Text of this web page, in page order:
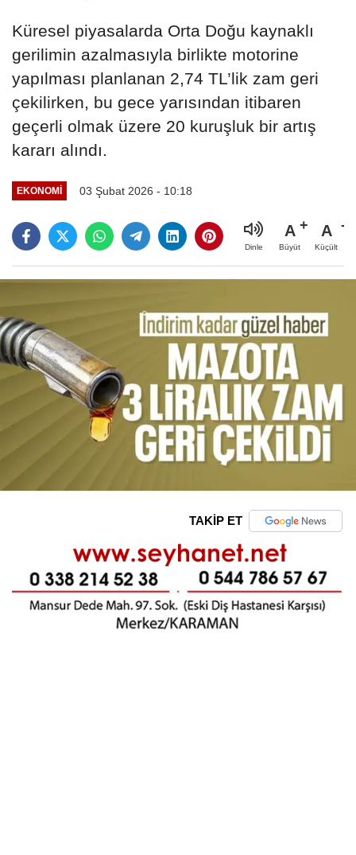
Küresel piyasalarda Orta Doğu kaynaklı
gerilimin azalmasıyla birlikte motorine
yapılması planlanan 2,74 TL’lik zam geri
çekilirken, bu gece yarısından itibaren
geçerli olmak üzere 20 kuruşluk bir artış
kararı alındı.
EKONOMI 03 Şubat 2026 - 10:18
Dinle
A
Büyüt
A
Küçült
TAKİP ET